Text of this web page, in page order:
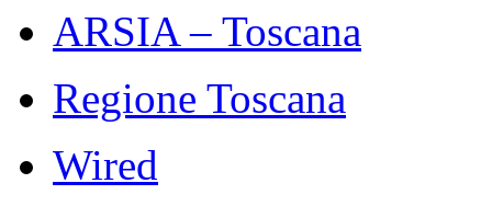
ARSIA – Toscana
Regione Toscana
Wired